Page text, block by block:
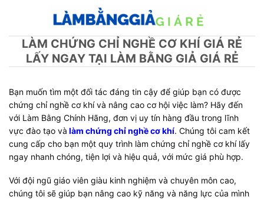
content
LÀM CHỨNG CHỈ NGHỀ CƠ KHÍ GIÁ RẺ
LẤY NGAY TẠI LÀM BẰNG GIẢ GIÁ RẺ
Bạn muốn tìm một đối tác đáng tin cậy để giúp bạn có được
chứng chỉ nghề cơ khí và nâng cao cơ hội việc làm? Hãy đến
với Làm Bằng Chính Hãng, đơn vị uy tín hàng đầu trong lĩnh
vực đào tạo và làm chứng chỉ nghề cơ khí. Chúng tôi cam kết
cung cấp cho bạn một quy trình làm chứng chỉ nghề cơ khí lấy
ngay nhanh chóng, tiện lợi và hiệu quả, với mức giá phù hợp.
Với đội ngũ giáo viên giàu kinh nghiệm và chuyên môn cao,
chúng tôi sẽ giúp bạn nâng cao kỹ năng và năng lực của mình